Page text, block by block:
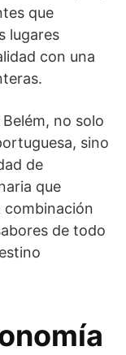
que
lugares
con una
no solo
sino
de
que
combinación
de todo